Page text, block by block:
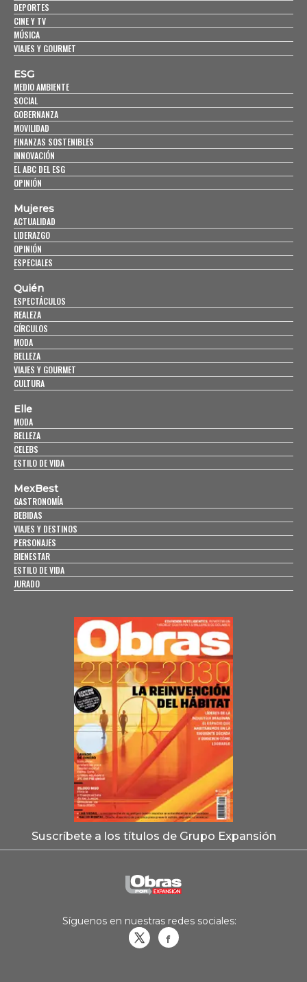
DEPORTES
CINE Y TV
MÚSICA
VIAJES Y GOURMET
ESG
MEDIO AMBIENTE
SOCIAL
GOBERNANZA
MOVILIDAD
FINANZAS SOSTENIBLES
INNOVACIÓN
EL ABC DEL ESG
OPINIÓN
Mujeres
ACTUALIDAD
LIDERAZGO
OPINIÓN
ESPECIALES
Quién
ESPECTÁCULOS
REALEZA
CÍRCULOS
MODA
BELLEZA
VIAJES Y GOURMET
CULTURA
Elle
MODA
BELLEZA
CELEBS
ESTILO DE VIDA
MexBest
GASTRONOMÍA
BEBIDAS
VIAJES Y DESTINOS
PERSONAJES
BIENESTAR
ESTILO DE VIDA
JURADO
Suscríbete a los títulos de Grupo Expansión
Síguenos en nuestras redes sociales: